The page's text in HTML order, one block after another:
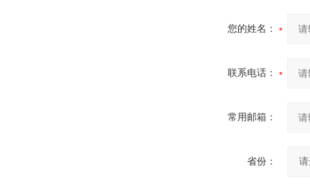
您的姓名：
联系电话：
常用邮箱：
省份：